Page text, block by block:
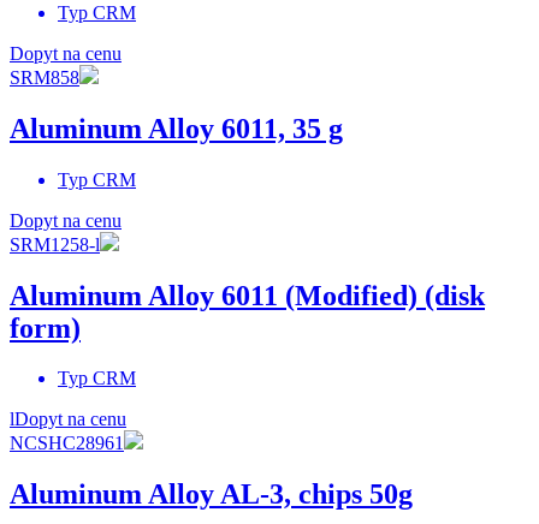
Typ CRM
Dopyt na cenu
SRM858
Aluminum Alloy 6011, 35 g
Typ CRM
Dopyt na cenu
SRM1258-l
Aluminum Alloy 6011 (Modified) (disk
form)
Typ CRM
lDopyt na cenu
NCSHC28961
Aluminum Alloy AL-3, chips 50g